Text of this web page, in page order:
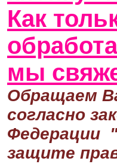
Как
мы
Обращаем
согласно
Федерации
защите